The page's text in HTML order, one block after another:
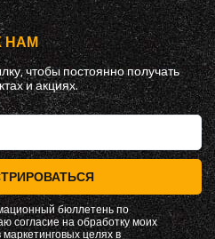
НАМ
чтобы постоянно получать
и ​​акциях.
бюллетень по
согласие на обработку моих
целях в